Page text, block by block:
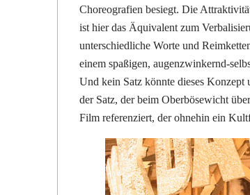
Choreografien besiegt. Die
ist hier das Äquivalent zum
unterschiedliche Worte und
einem spaßigen, augenzwinkernd-
Und kein Satz könnte dieses Konzept
der Satz, der beim Oberbösewicht
Film referenziert, der ohnehin ein